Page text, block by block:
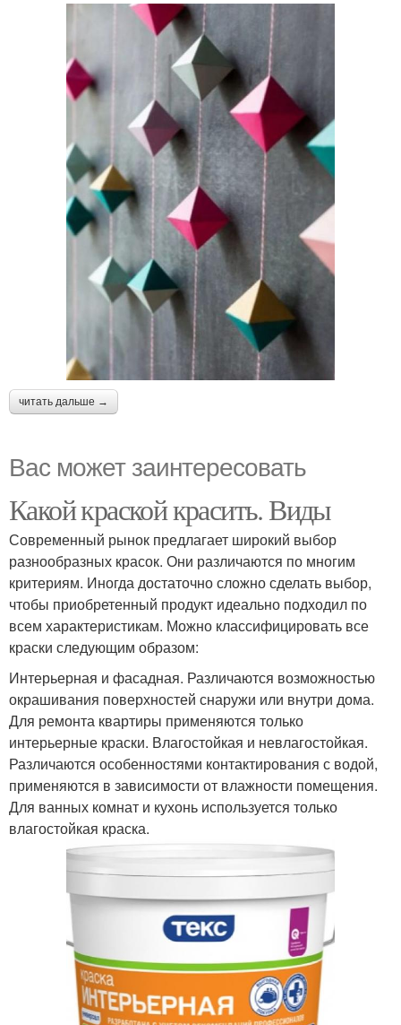
читать дальше →
Вас может заинтересовать
Какой краской красить. Виды
Современный рынок предлагает широкий выбор
разнообразных красок. Они различаются по многим
критериям. Иногда достаточно сложно сделать выбор,
чтобы приобретенный продукт идеально подходил по
всем характеристикам. Можно классифицировать все
краски следующим образом:
Интерьерная и фасадная. Различаются возможностью
окрашивания поверхностей снаружи или внутри дома.
Для ремонта квартиры применяются только
интерьерные краски. Влагостойкая и невлагостойкая.
Различаются особенностями контактирования с водой,
применяются в зависимости от влажности помещения.
Для ванных комнат и кухонь используется только
влагостойкая краска.